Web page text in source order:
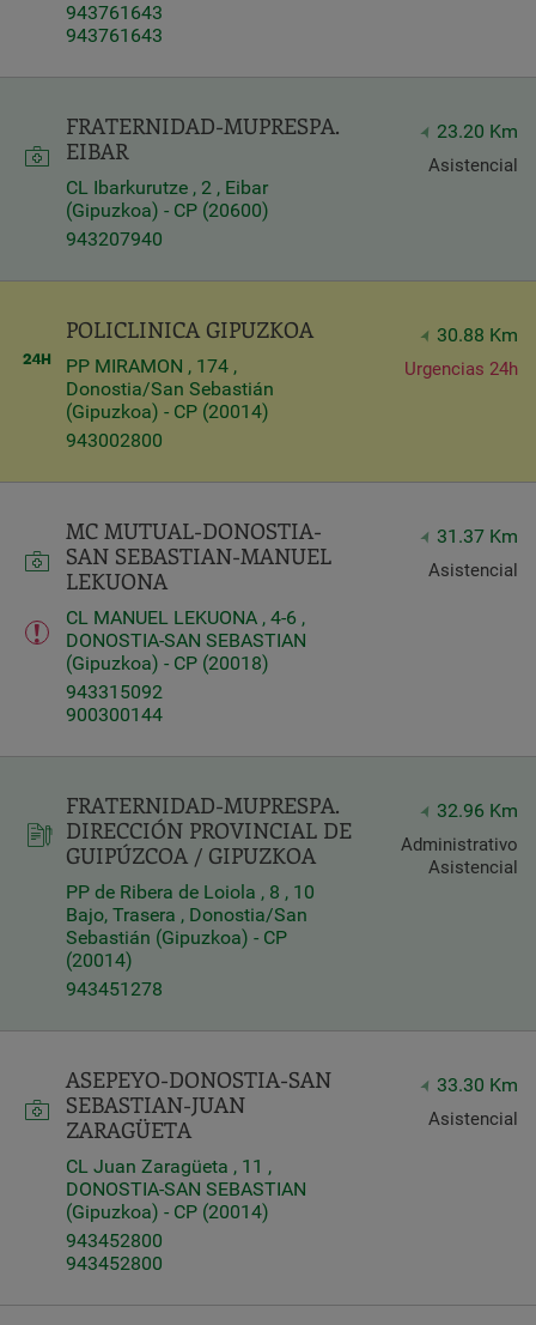
943761643
943761643
FRATERNIDAD-MUPRESPA.
EIBAR
CL Ibarkurutze , 2 , Eibar
(Gipuzkoa) - CP (20600)
943207940
23.20 Km
Asistencial
POLICLINICA GIPUZKOA
PP MIRAMON , 174 ,
Donostia/San Sebastián
(Gipuzkoa) - CP (20014)
943002800
30.88 Km
Urgencias 24h
MC MUTUAL-DONOSTIA-
SAN SEBASTIAN-MANUEL
LEKUONA
CL MANUEL LEKUONA , 4-6 ,
DONOSTIA-SAN SEBASTIAN
(Gipuzkoa) - CP (20018)
943315092
900300144
31.37 Km
Asistencial
FRATERNIDAD-MUPRESPA.
DIRECCIÓN PROVINCIAL DE
GUIPÚZCOA / GIPUZKOA
PP de Ribera de Loiola , 8 , 10
Bajo, Trasera , Donostia/San
Sebastián (Gipuzkoa) - CP
(20014)
943451278
32.96 Km
Administrativo
Asistencial
ASEPEYO-DONOSTIA-SAN
SEBASTIAN-JUAN
ZARAGÜETA
CL Juan Zaragüeta , 11 ,
DONOSTIA-SAN SEBASTIAN
(Gipuzkoa) - CP (20014)
943452800
943452800
33.30 Km
Asistencial